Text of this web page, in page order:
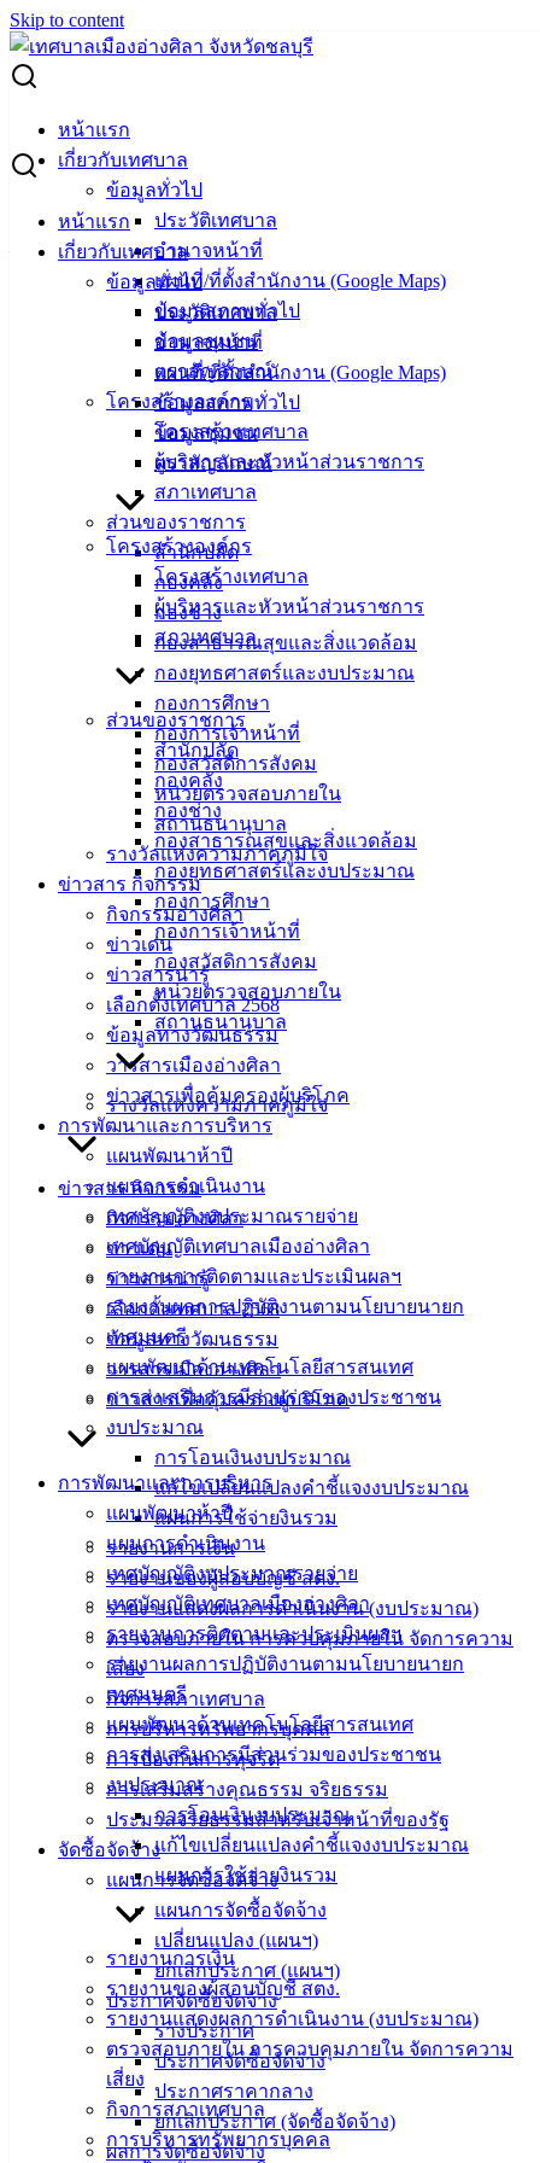
Skip to content
หน้าแรก
เกี่ยวกับเทศบาล
ข้อมูลทั่วไป
ประวัติเทศบาล
อำนาจหน้าที่
แผนที่/ที่ตั้งสำนักงาน (Google Maps)
ข้อมูลสภาพทั่วไป
ข้อมูลชุมชน
ตราสัญลักษณ์
โครงสร้างองค์กร
โครงสร้างเทศบาล
ผู้บริหารและหัวหน้าส่วนราชการ
สภาเทศบาล
ส่วนของราชการ
สำนักปลัด
กองคลัง
กองช่าง
กองสาธารณสุขและสิ่งแวดล้อม
กองยุทธศาสตร์และงบประมาณ
กองการศึกษา
กองการเจ้าหน้าที่
กองสวัสดิการสังคม
หน่วยตรวจสอบภายใน
สถานธนานุบาล
รางวัลแห่งความภาคภูมิใจ
ข่าวสาร กิจกรรม
กิจกรรมอ่างศิลา
ข่าวเด่น
ข่าวสารน่ารู้
เลือกตั้งเทศบาล 2568
ข้อมูลทางวัฒนธรรม
วารสารเมืองอ่างศิลา
ข่าวสารเพื่อคุ้มครองผู้บริโภค
การพัฒนาและการบริหาร
แผนพัฒนาห้าปี
แผนการดำเนินงาน
เทศบัญญัติงบประมาณรายจ่าย
เทศบัญญัติเทศบาลเมืองอ่างศิลา
รายงานการติดตามและประเมินผลฯ
รายงานผลการปฏิบัติงานตามนโยบายนายก
เทศมนตรี
แผนพัฒนาด้านเทคโนโลยีสารสนเทศ
การส่งเสริมการมีส่วนร่วมของประชาชน
งบประมาณ
การโอนเงินงบประมาณ
แก้ไขเปลี่ยนแปลงคำชี้แจงงบประมาณ
แผนการใช้จ่ายงินรวม
รายงานการเงิน
รายงานของผู้สอบบัญชี สตง.
รายงานแสดงผลการดำเนินงาน (งบประมาณ)
ตรวจสอบภายใน การควบคุมภายใน จัดการความ
เสี่ยง
กิจการสภาเทศบาล
การบริหารทรัพยากรบุคคล
การป้องกันการทุจริต
การเสริมสร้างคุณธรรม จริยธรรม
ประมวลจริยธรรมสำหรับเจ้าหน้าที่ของรัฐ
จัดซื้อจัดจ้าง
แผนการจัดซื้อจัดจ้าง
แผนการจัดซื้อจัดจ้าง
เปลี่ยนแปลง (แผนฯ)
ยกเลิกประกาศ (แผนฯ)
ประกาศจัดซื้อจัดจ้าง
ร่างประกาศ
ประกาศจัดซื้อจัดจ้าง
ประกาศราคากลาง
ยกเลิกประกาศ (จัดซื้อจัดจ้าง)
ผลการจัดซื้อจัดจ้าง
หน้าแรก
เกี่ยวกับเทศบาล
ข้อมูลทั่วไป
ประวัติเทศบาล
อำนาจหน้าที่
แผนที่/ที่ตั้งสำนักงาน (Google Maps)
ข้อมูลสภาพทั่วไป
ข้อมูลชุมชน
ตราสัญลักษณ์
โครงสร้างองค์กร
โครงสร้างเทศบาล
ผู้บริหารและหัวหน้าส่วนราชการ
สภาเทศบาล
ส่วนของราชการ
สำนักปลัด
กองคลัง
กองช่าง
กองสาธารณสุขและสิ่งแวดล้อม
กองยุทธศาสตร์และงบประมาณ
กองการศึกษา
กองการเจ้าหน้าที่
กองสวัสดิการสังคม
หน่วยตรวจสอบภายใน
สถานธนานุบาล
รางวัลแห่งความภาคภูมิใจ
ข่าวสาร กิจกรรม
กิจกรรมอ่างศิลา
ข่าวเด่น
ข่าวสารน่ารู้
เลือกตั้งเทศบาล 2568
ข้อมูลทางวัฒนธรรม
วารสารเมืองอ่างศิลา
ข่าวสารเพื่อคุ้มครองผู้บริโภค
การพัฒนาและการบริหาร
แผนพัฒนาห้าปี
แผนการดำเนินงาน
เทศบัญญัติงบประมาณรายจ่าย
เทศบัญญัติเทศบาลเมืองอ่างศิลา
รายงานการติดตามและประเมินผลฯ
รายงานผลการปฏิบัติงานตามนโยบายนายก
เทศมนตรี
แผนพัฒนาด้านเทคโนโลยีสารสนเทศ
การส่งเสริมการมีส่วนร่วมของประชาชน
งบประมาณ
การโอนเงินงบประมาณ
แก้ไขเปลี่ยนแปลงคำชี้แจงงบประมาณ
แผนการใช้จ่ายงินรวม
รายงานการเงิน
รายงานของผู้สอบบัญชี สตง.
รายงานแสดงผลการดำเนินงาน (งบประมาณ)
ตรวจสอบภายใน การควบคุมภายใน จัดการความ
เสี่ยง
กิจการสภาเทศบาล
การบริหารทรัพยากรบุคคล
Search for:
ประกวดราคา โครงการก่อสร้างถนนคอนกรีตฯ แยก ซ.20 ถนน
มิตรสัมพันธ์
ประกวดราคา โครงการก่อสร้างถนนคอนก
รีตฯ แยก ซ.20 ถนนมิตรสัมพันธ์
พฤษภาคม 3, 2024 พฤษภาคม 3, 2024
ประกาศจัดซื้อจัดจ้าง
ถนนคอนกรีตฯ แยก ซ.20 ถนนมิตรสัมพันธ์ 3พ.ค.67
เมืองอ่าง
เทศบาลเมือง
ม.3 ต.เสม็ด
อ.เมือง จ.ชลบุรี
142-100-104
บริการ
ประชาชน
ดาวน์โหลด
ฟอร์ม,
เอกสาร
คู่มือ
สำหรับ
ประชาชน/
คู่มือการ
ข่าวสาร
ข่าวสาร
อิเล็กทรอนิกส์
องค์
ความรู้
(Knowledge
Management)
เทศบาล
สายตรง
นายก
ประวัติ
เทศบาล
ผู้บริหาร
ส่วน
ราชการ
สภา
เทศบาล
สงวนลิขสิทธิ์ © 2563 เทศบาลเมืองอ่างศิลา จังหวัดชลบุรี |
angsilacity.go.th | Powered byBuuscript